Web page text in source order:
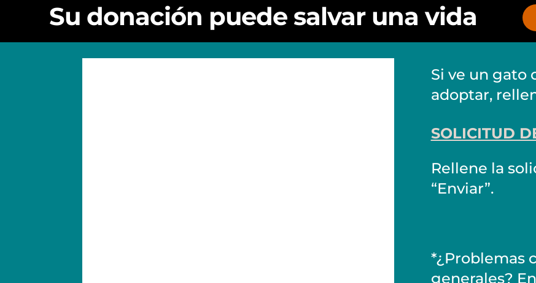
Su donación puede salvar una vida
Si ve un gato
adoptar,
SOLICITUD
Rellene la
“Enviar”.
*¿Problemas
generales?